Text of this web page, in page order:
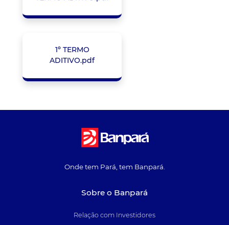
1º TERMO
ADITIVO.pdf
Onde tem Pará, tem Banpará.
Sobre o Banpará
Relação com Investidores